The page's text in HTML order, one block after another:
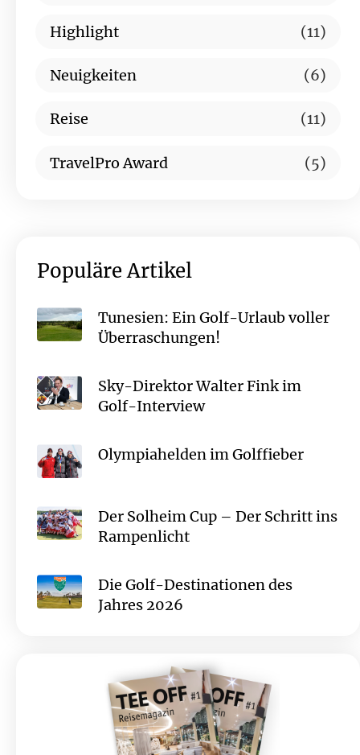
Highlight (11)
Neuigkeiten (6)
Reise (11)
TravelPro Award (5)
Populäre Artikel
Tunesien: Ein Golf-Urlaub voller
Überraschungen!
Sky-Direktor Walter Fink im
Golf-Interview
Olympiahelden im Golffieber
Der Solheim Cup – Der Schritt ins
Rampenlicht
Die Golf-Destinationen des
Jahres 2026